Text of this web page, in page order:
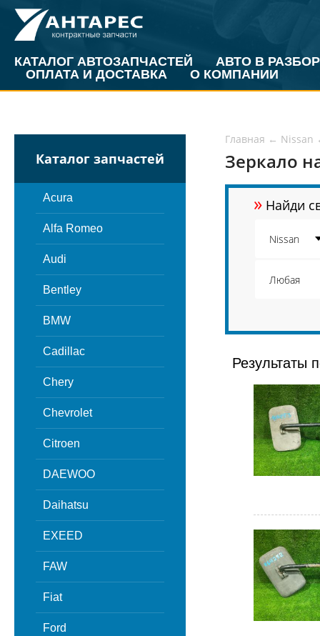
КАТАЛОГ АВТОЗАПЧАСТЕЙ
АВТО В РАЗБОР
ОПЛАТА И ДОСТАВКА
О КОМПАНИИ
Каталог запчастей
Acura
Alfa Romeo
Audi
Bentley
BMW
Cadillac
Chery
Chevrolet
Citroen
DAEWOO
Daihatsu
EXEED
FAW
Fiat
Ford
Главная ← Nissan
Зеркало
» Найди
Результаты